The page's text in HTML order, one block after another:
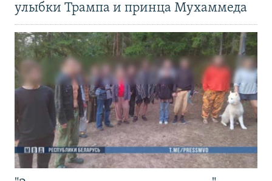
улыбки Трампа и принца Мухаммеда